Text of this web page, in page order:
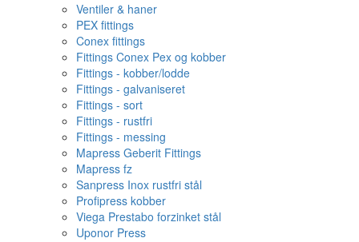
Ventiler & haner
PEX fittings
Conex fittings
Fittings Conex Pex og kobber
Fittings - kobber/lodde
Fittings - galvaniseret
Fittings - sort
Fittings - rustfri
Fittings - messing
Mapress Geberit Fittings
Mapress fz
Sanpress Inox rustfri stål
Profipress kobber
Viega Prestabo forzinket stål
Uponor Press